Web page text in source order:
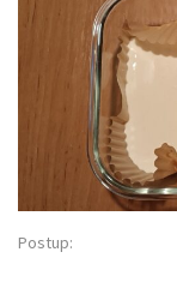
Postup: